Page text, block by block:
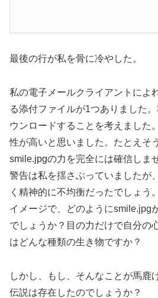
最後の行が私を骨に冷やした。
私の電子メールクライアントによ
る添付ファイルが1つありました
ウンロードすることを考えました
性が高いと思いました。たとえそ
smile.jpgの力を完全には確信しま
警告は私を揺さぶっていましたが
く精神的に不均衡だったでしょう
イメージで、どのようにsmile.jpg
でしょうか？目の力だけで自分の
はどんな種類の生き物ですか？
しかし、もし、そんなことが馬鹿
伝説は存在したのでしょうか？